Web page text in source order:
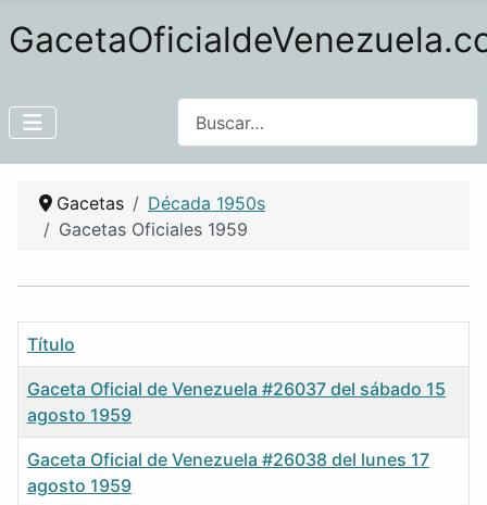
Gacetas
Década 1950s
Gacetas Oficiales 1959
Título
Gaceta Oficial de Venezuela #26037 del sábado 15
agosto 1959
Gaceta Oficial de Venezuela #26038 del lunes 17
agosto 1959